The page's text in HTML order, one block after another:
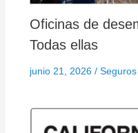
Oficinas de
Todas ellas
junio 21, 2026 / Seguros